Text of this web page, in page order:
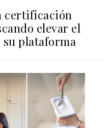
certificación
elevar el
plataforma